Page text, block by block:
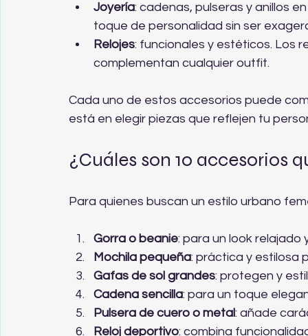
Joyería: cadenas, pulseras y anillos
toque de personalidad sin ser
Relojes: funcionales y estéticos. Los
complementan cualquier outfit.
Cada uno de estos accesorios puede
está en elegir piezas que reflejen tu
¿Cuáles son 10 accesorios
Para quienes buscan un estilo urbano
Gorra o beanie: para un look relajado
Mochila pequeña: práctica y estilosa
Gafas de sol grandes: protegen y
Cadena sencilla: para un toque
Pulsera de cuero o metal: añade
Reloj deportivo: combina